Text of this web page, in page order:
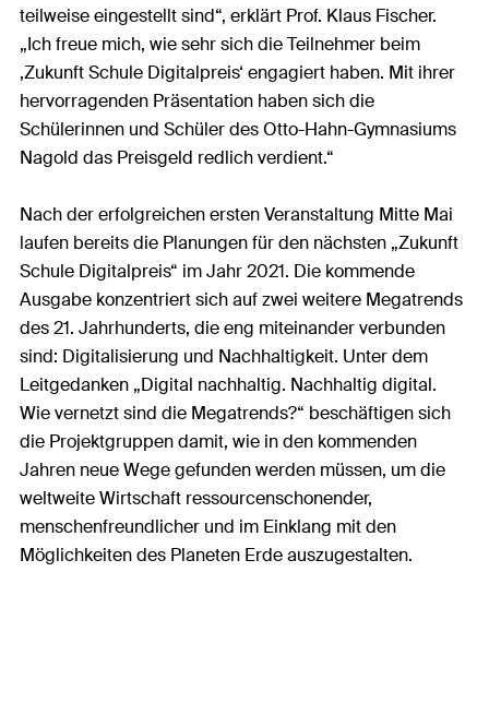
teilweise eingestellt sind“, erklärt Prof. Klaus Fischer.
„Ich freue mich, wie sehr sich die Teilnehmer beim
‚Zukunft Schule Digitalpreis‘ engagiert haben. Mit ihrer
hervorragenden Präsentation haben sich die
Schülerinnen und Schüler des Otto-Hahn-Gymnasiums
Nagold das Preisgeld redlich verdient.“
Nach der erfolgreichen ersten Veranstaltung Mitte Mai
laufen bereits die Planungen für den nächsten „Zukunft
Schule Digitalpreis“ im Jahr 2021. Die kommende
Ausgabe konzentriert sich auf zwei weitere Megatrends
des 21. Jahrhunderts, die eng miteinander verbunden
sind: Digitalisierung und Nachhaltigkeit. Unter dem
Leitgedanken „Digital nachhaltig. Nachhaltig digital.
Wie vernetzt sind die Megatrends?“ beschäftigen sich
die Projektgruppen damit, wie in den kommenden
Jahren neue Wege gefunden werden müssen, um die
weltweite Wirtschaft ressourcenschonender,
menschenfreundlicher und im Einklang mit den
Möglichkeiten des Planeten Erde auszugestalten.